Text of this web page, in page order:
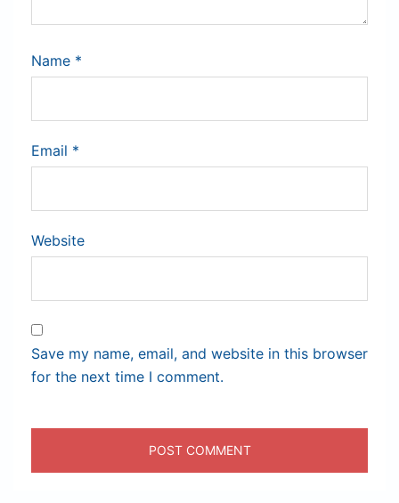
Name *
Email *
Website
Save my name, email, and website in this browser
for the next time I comment.